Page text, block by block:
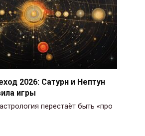
2026: Сатурн и Нептун
игры
перестаёт быть «про